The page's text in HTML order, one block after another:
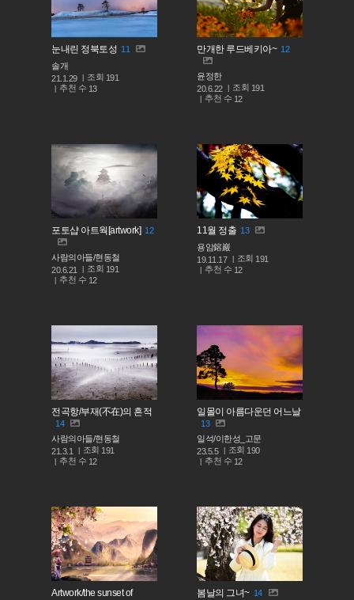
눈내린 정북토성 11
솔개
21.1.29
조회 191
추천 수 13
만개한 루드베키아~ 12
윤정한
20.6.22
조회 191
추천 수 12
포토샵 아트웍[artwork] 12
사람의아들/현동철
20.6.21
조회 191
추천 수 12
11월 정출 13
용암鎔巖
19.11.17
조회 191
추천 수 12
전곡항/부재(不在)의 흔적
14
사람의아들/현동철
21.3.1
조회 191
추천 수 12
일몰이 아름다운던 어느날
13
일석/이한성_고문
23.5.5
조회 190
추천 수 12
Artwork/the sunset of
봄날의 그녀~ 14